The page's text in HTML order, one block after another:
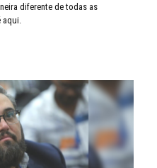
diferente de todas as